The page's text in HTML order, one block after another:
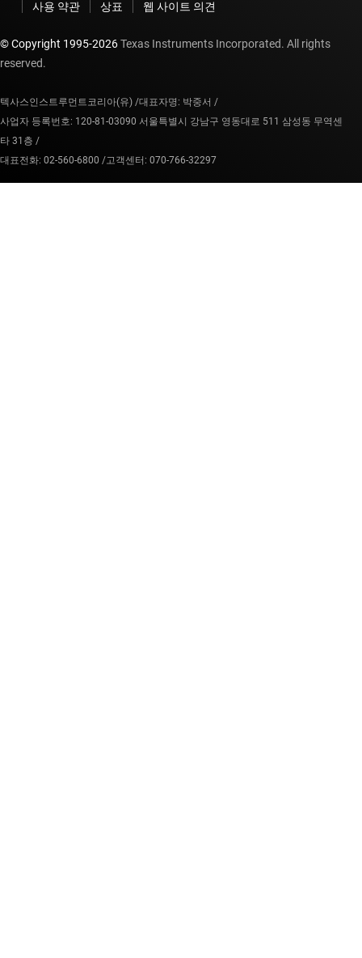
사용 약관 상표 웹 사이트 의견
© Copyright 1995-2026Texas Instruments Incorporated. All rights
reserved.
텍사스인스트루먼트코리아(유) /대표자명: 박중서 /
사업자 등록번호: 120-81-03090 서울특별시 강남구 영동대로 511 삼성동 무역센
타 31층 /
대표전화: 02-560-6800 /고객센터: 070-766-32297